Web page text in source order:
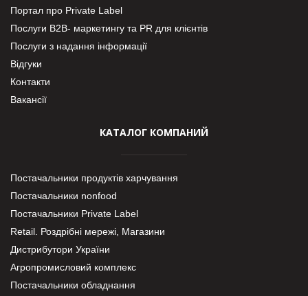
Портал про Private Label
Послуги В2В- маркетингу та PR для клієнтів
Послуги з надання інформації
Відгуки
Контакти
Вакансії
КАТАЛОГ КОМПАНИЙ
Постачальники продуктів харчування
Постачальники nonfood
Постачальники Private Label
Retail. Роздрібні мережі, Магазини
Дистрибутори України
Агропромисловий комплекс
Постачальники обладнання